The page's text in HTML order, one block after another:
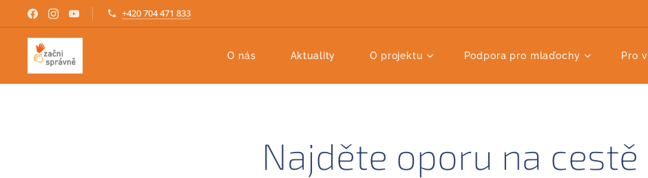
+420 704 471 833
O nás Aktuality O projektu Podpora pro mlaďochy Pro
Najděte oporu na cestě